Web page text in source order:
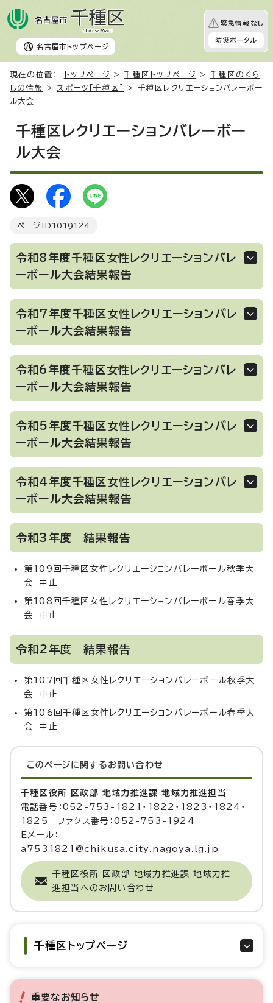
名古屋市 トップページ
緊急情報なし
防災ポータル
現在の位置： トップページ >千種区トップページ > 千種区のくら
しの情報
> スポーツ［千種区］
> 千種区レクリエーションバレーボー
ル大会
千種区レクリエーションバレーボー
ル大会
ページID 1019124
令和8年度千種区女性レクリエーションバレ
ーボール大会結果報告
令和7年度千種区女性レクリエーションバレ
ーボール大会結果報告
令和6年度千種区女性レクリエーションバレ
ーボール大会結果報告
令和5年度千種区女性レクリエーションバレ
ーボール大会結果報告
令和4年度千種区女性レクリエーションバレ
ーボール大会結果報告
令和3年度 結果報告
第109回千種区女性レクリエーションバレーボール秋季大
会 中止
第108回千種区女性レクリエーションバレーボール春季大
会 中止
令和2年度 結果報告
第107回千種区女性レクリエーションバレーボール秋季大
会 中止
第106回千種区女性レクリエーションバレーボール春季大
会 中止
このページに関する お問い合わせ
千種区役所 区政部 地域力推進課 地域力推進担当
電話番号：052-753-1821・1822・1823・1824・
1825 ファクス番号：052-753-1924
Eメール：
a7531821@chikusa.city.nagoya.lg.jp
千種区役所 区政部 地域力推進課 地域力推
進担当へのお問い合わせ
千種区トップページ
重要なお知らせ